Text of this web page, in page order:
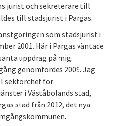
jurist och sekreterare till
till stadsjurist i Pargas.
som stadsjurist i
2001. Här i Pargas väntade
uppdrag på mig.
genomfördes 2009. Jag
sektorchef för
i Väståbolands stad,
stad från 2012, det nya